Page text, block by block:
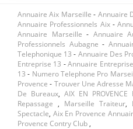
Annuaire Aix Marseille - Annuaire
Annuaire Professionnels Aix -
Annuaire Marseille - Annuaire
Professionnels Aubagne -
Telephonique 13 - Annuaire Des
Entreprise 13 -Annuaire
13 - Numero Telephone Pro
Provence - Trouver Une Adresse
De Bureaux,AIX EN PROVENCE
Repassage , Marseille Traiteur,
Spectacle, Aix En Provence
Provence Contry Club ,